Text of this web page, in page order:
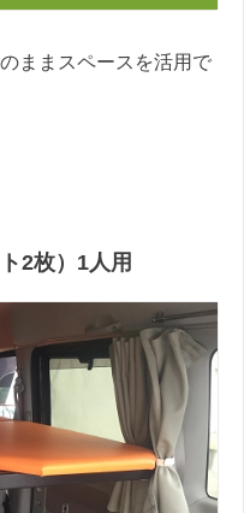
ままスペースを活用で
2枚）1人用